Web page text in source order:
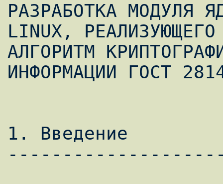
РАЗРАБОТКА МОДУЛЯ
LINUX, РЕАЛИЗУЮЩЕГО
АЛГОРИТМ
ИНФОРМАЦИИ ГОСТ
1. Введение